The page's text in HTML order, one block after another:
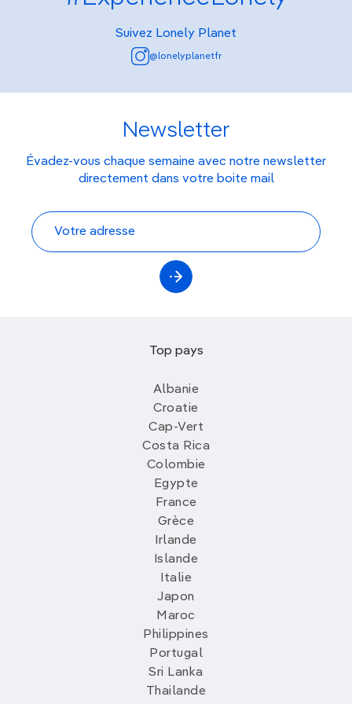
Suivez Lonely Planet
@lonelyplanetfr
Newsletter
Évadez-vous chaque semaine avec notre newsletter
directement dans votre boite mail
Top pays
Albanie
Croatie
Cap-Vert
Costa Rica
Colombie
Egypte
France
Grèce
Irlande
Islande
Italie
Japon
Maroc
Philippines
Portugal
Sri Lanka
Thailande